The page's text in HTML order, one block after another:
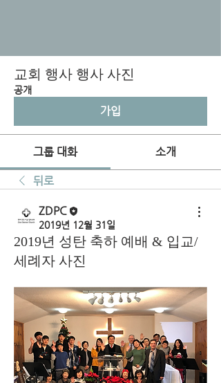
교회 행사 행사 사진
공개
가입
그룹 대화 소개
뒤로
ZDPC
2019년 12월 31일
2019년 성탄 축하 예배 & 입교/
세례자 사진